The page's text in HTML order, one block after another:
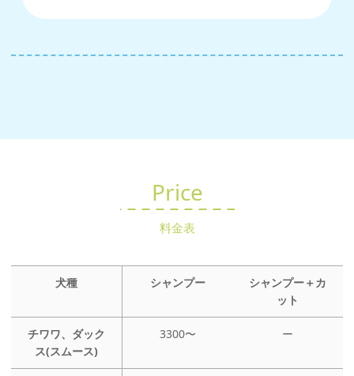
Price
料金表
犬種 シャンプー
シャンプー＋カ
ット
チワワ、ダック
ス(スムース)
3300〜 ー